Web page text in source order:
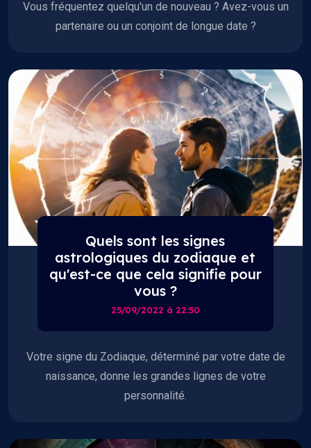
Vous fréquentez quelqu'un de nouveau ? Avez-vous un
partenaire ou un conjoint de longue date ?
Quels sont les signes
astrologiques du zodiaque et
qu'est-ce que cela signifie pour
vous ?
25/09/2022 à 22:50
Votre signe du Zodiaque, déterminé par votre date de
naissance, donne les grandes lignes de votre
personnalité.